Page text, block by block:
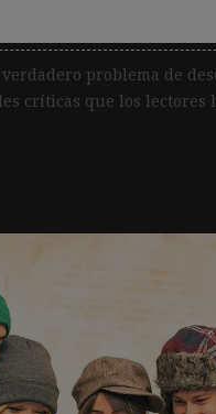
problema de
críticas que los lectores